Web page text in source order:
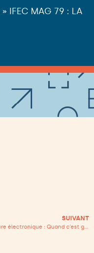
» IFEC MAG 79 : LA
SUIVANT
Facture électronique : Quand c’est gratuit, c’est nous qui payons !